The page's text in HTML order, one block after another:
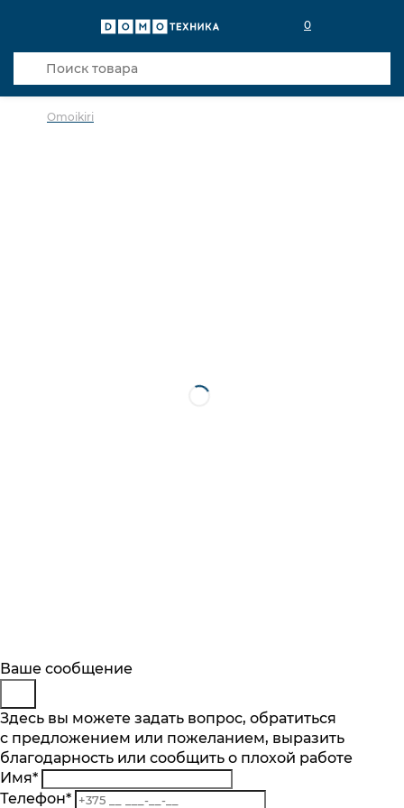
0
Omoikiri
Описание
Отзывы
Основные характеристики
Количество чаш шт.
1
Материал
Будьте в курсе
Подпишитесь на последние обновления
и узнавайте о новинках и специальных
предложениях первыми
Подписаться
Заказ обратного звонка
Представьтесь
Телефон*
Комментарий
Ваше сообщение
Здесь вы можете задать вопрос, обратиться
с предложением или пожеланием, выразить
благодарность или сообщить о плохой работе
Имя*
Телефон*